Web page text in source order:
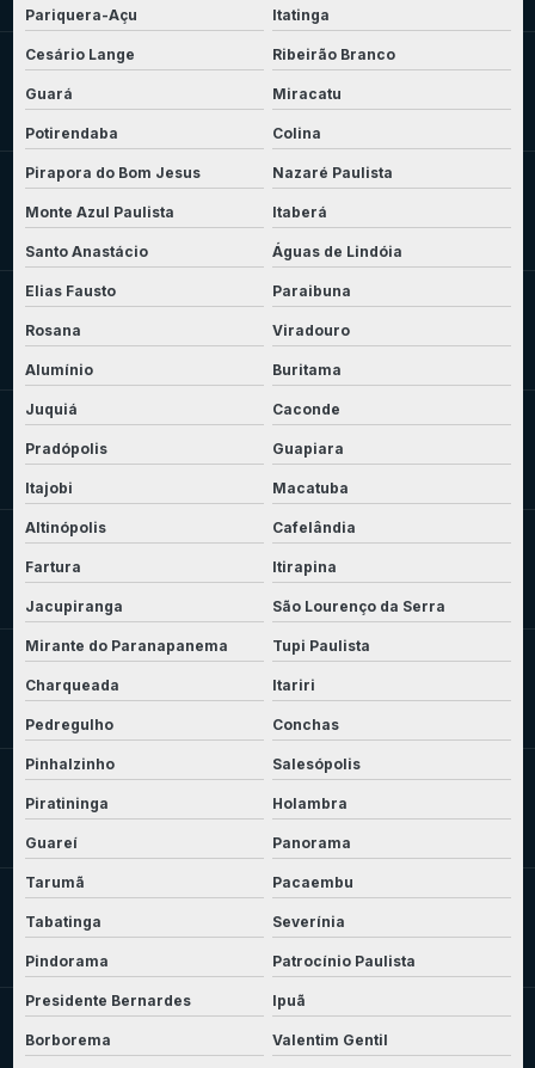
Pariquera-Açu Itatinga
Cesário Lange Ribeirão Branco
Guará Miracatu
Potirendaba Colina
Pirapora do Bom Jesus Nazaré Paulista
Monte Azul Paulista Itaberá
Santo Anastácio Águas de Lindóia
Elias Fausto Paraibuna
Rosana Viradouro
Alumínio Buritama
Juquiá Caconde
Pradópolis Guapiara
Itajobi Macatuba
Altinópolis Cafelândia
Fartura Itirapina
Jacupiranga São Lourenço da Serra
Mirante do Paranapanema Tupi Paulista
Charqueada Itariri
Pedregulho Conchas
Pinhalzinho Salesópolis
Piratininga Holambra
Guareí Panorama
Tarumã Pacaembu
Tabatinga Severínia
Pindorama Patrocínio Paulista
Presidente Bernardes Ipuã
Borborema Valentim Gentil